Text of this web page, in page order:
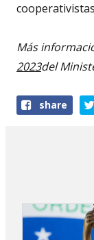
Más
2023del
Shareshare